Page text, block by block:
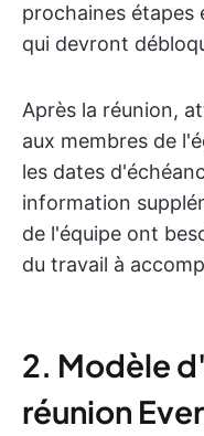
prochaines étapes
qui devront
Après la réunion,
aux membres de
les dates
information
de l'équipe ont
du travail à
2. Modèle
réunion